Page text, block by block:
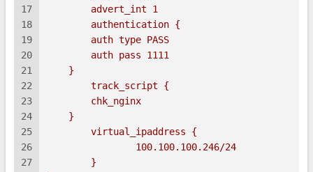
17
18
19
20
21
22
23
24
25
26
27
	advert_int 1
        auth type PASS
        auth pass 1111
    }
	track_script {
        chk_nginx
    }
	virtual_ipaddress {
		100.100.100.246/24
	}